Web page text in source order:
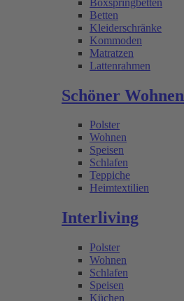
Betten
Kleiderschränke
Kommoden
Matratzen
Lattenrahmen
Schöner Wohnen
Polster
Wohnen
Speisen
Schlafen
Teppiche
Heimtextilien
Interliving
Polster
Wohnen
Schlafen
Speisen
Küchen